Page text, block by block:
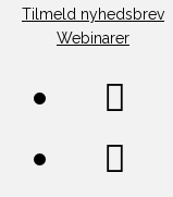
Tilmeld nyhedsbrev
Webinarer